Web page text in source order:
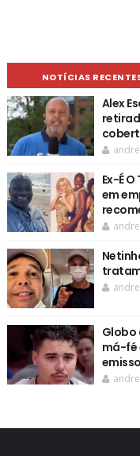
NOTÍCIAS
Alex
andre
Ex-É
em
andre
andre
Globo
má-fé
andre